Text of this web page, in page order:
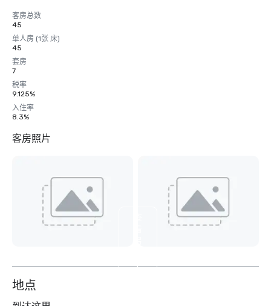
客房总数
45
单人房 (1张 床)
45
套房
7
税率
9.125%
入住率
8.3%
客房照片
4
地点